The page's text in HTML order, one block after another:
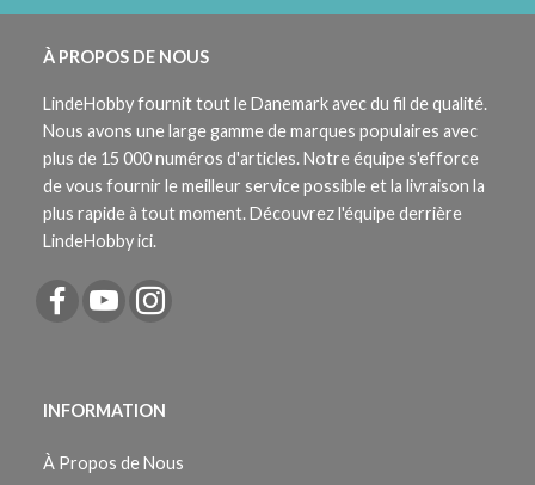
À PROPOS DE NOUS
LindeHobby fournit tout le Danemark avec du fil de qualité.
Nous avons une large gamme de marques populaires avec
plus de 15 000 numéros d'articles. Notre équipe s'efforce
de vous fournir le meilleur service possible et la livraison la
plus rapide à tout moment. Découvrez l'équipe derrière
LindeHobby ici.
INFORMATION
À Propos de Nous